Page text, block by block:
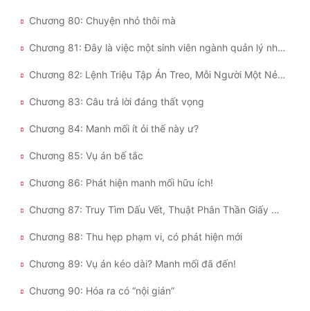
Chương 80: Chuyện nhỏ thôi mà
Chương 81: Đây là việc một sinh viên ngành quản lý như cậu nên làm sao?
Chương 82: Lệnh Triệu Tập Án Treo, Mỗi Người Một Nẻo!!!
Chương 83: Câu trả lời đáng thất vọng
Chương 84: Manh mối ít ỏi thế này ư?
Chương 85: Vụ án bế tắc
Chương 86: Phát hiện manh mối hữu ích!
Chương 87: Truy Tìm Dấu Vết, Thuật Phân Thần Giấy Người
Chương 88: Thu hẹp phạm vi, có phát hiện mới
Chương 89: Vụ án kéo dài? Manh mối đã đến!
Chương 90: Hóa ra có “nội gián”